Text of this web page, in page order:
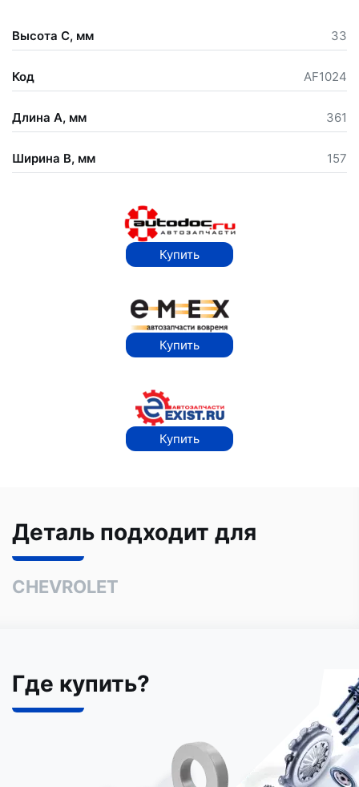
Высота С, мм 33
Код AF1024
Длина А, мм 361
Ширина В, мм 157
Купить
Купить
Купить
Деталь подходит для
CHEVROLET
Где купить?